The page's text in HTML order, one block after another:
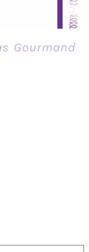
Gourmand